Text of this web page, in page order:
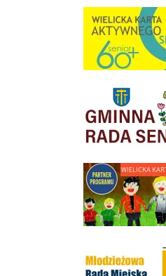
link do strony Wielicka
link do strony Gminnej
link do strony - Wielicka